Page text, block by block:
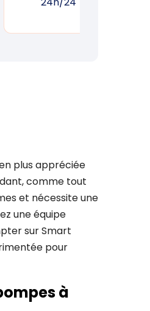
plus appréciée
comme tout
et nécessite une
une équipe
sur Smart
pour
à